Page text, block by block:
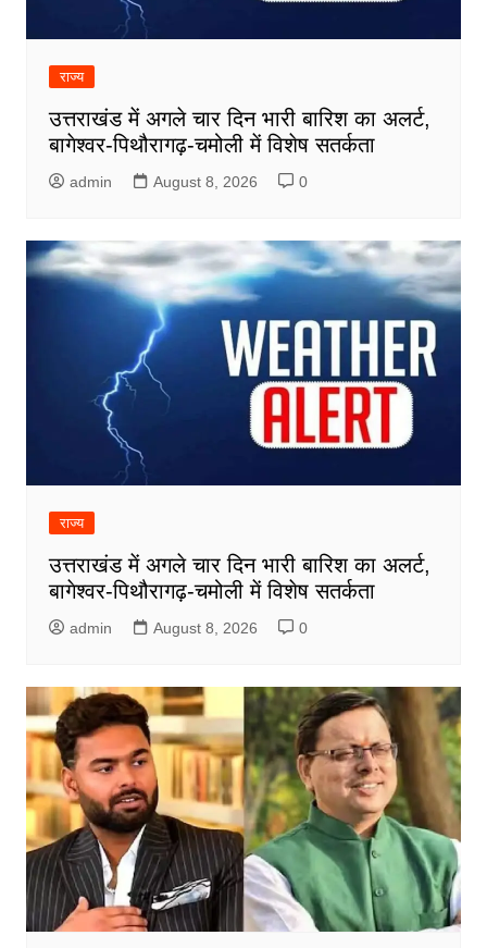
राज्य
उत्तराखंड में अगले चार दिन भारी बारिश का अलर्ट,
बागेश्वर-पिथौरागढ़-चमोली में विशेष सतर्कता
admin August 8, 2026 0
राज्य
उत्तराखंड में अगले चार दिन भारी बारिश का अलर्ट,
बागेश्वर-पिथौरागढ़-चमोली में विशेष सतर्कता
admin August 8, 2026 0